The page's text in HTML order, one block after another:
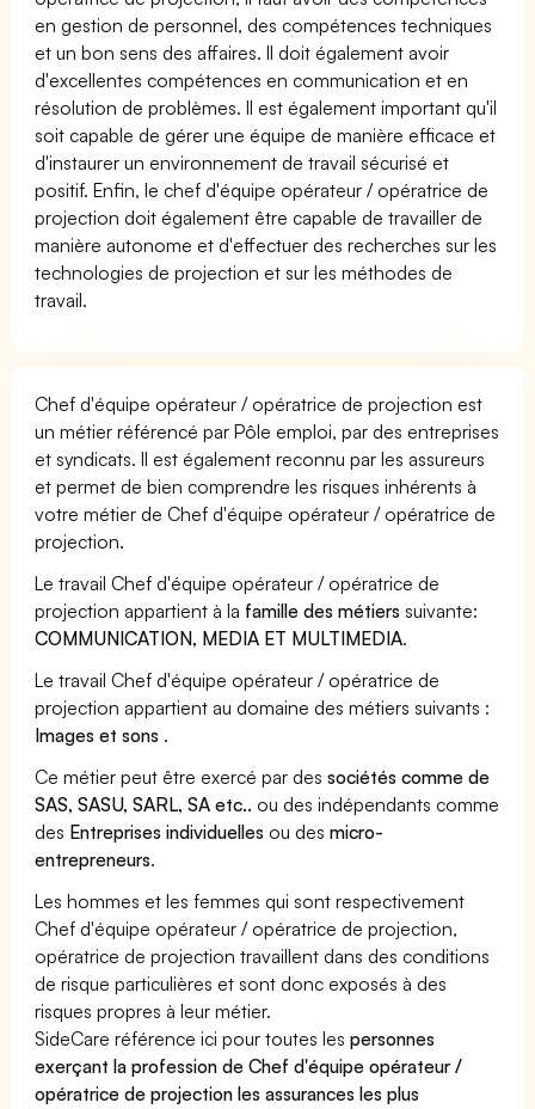
en gestion de personnel, des compétences techniques
et un bon sens des affaires. Il doit également avoir
d'excellentes compétences en communication et en
résolution de problèmes. Il est également important qu'il
soit capable de gérer une équipe de manière efficace et
d'instaurer un environnement de travail sécurisé et
positif. Enfin, le chef d'équipe opérateur / opératrice de
projection doit également être capable de travailler de
manière autonome et d'effectuer des recherches sur les
technologies de projection et sur les méthodes de
travail.
Chef d'équipe opérateur / opératrice de projection est
un métier référencé par Pôle emploi, par des entreprises
et syndicats. Il est également reconnu par les assureurs
et permet de bien comprendre les risques inhérents à
votre métier de Chef d'équipe opérateur / opératrice de
projection.
Le travail Chef d'équipe opérateur / opératrice de
projection appartient à la famille des métiers suivante:
COMMUNICATION, MEDIA ET MULTIMEDIA.
Le travail Chef d'équipe opérateur / opératrice de
projection appartient au domaine des métiers suivants :
Images et sons .
Ce métier peut être exercé par dessociétés comme de
SAS, SASU, SARL, SA etc.. ou des indépendants comme
des Entreprises individuelles ou desmicro-
entrepreneurs.
Les hommes et les femmes qui sont respectivement
Chef d'équipe opérateur / opératrice de projection,
opératrice de projection travaillent dans des conditions
de risque particulières et sont donc exposés à des
risques propres à leur métier.
SideCare référence ici pour toutes lespersonnes
exerçant la profession de Chef d'équipe opérateur /
opératrice de projection les assurances les plus